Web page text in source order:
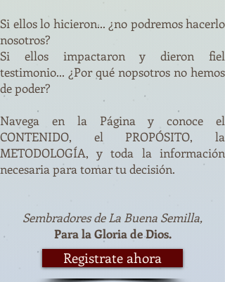
Si ellos lo hicieron... ¿no podremos hacerlo
nosotros?
Si ellos impactaron y dieron fiel
testimonio... ¿Por qué nopsotros no hemos
de poder?
​Navega en la Página y conoce el
CONTENIDO, el PROPÓSITO, la
METODOLOGÍA, y toda la información
necesaria para tomar tu decisión.
Sembradores de La Buena Semilla,
Para la Gloria de Dios.
Registrate ahora